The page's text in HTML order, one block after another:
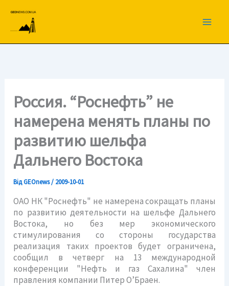
вмісту
Россия. “Роснефть” не
намерена менять планы по
развитию шельфа
Дальнего Востока
ВідGEOnews/ 2009-10-01
ОАО НК "Роснефть" не намерена сокращать планы
по развитию деятельности на шельфе Дальнего
Востока, но без мер экономического
стимулирования со стороны государства
реализация таких проектов будет ограничена,
сообщил в четверг на 13 международной
конференции "Нефть и газ Сахалина" член
правления компании Питер О’Браен.